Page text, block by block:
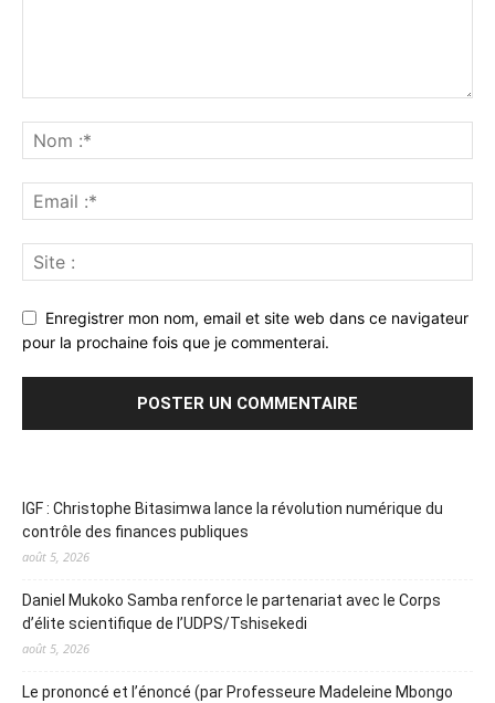
Enregistrer mon nom, email et site web dans ce navigateur
pour la prochaine fois que je commenterai.
IGF : Christophe Bitasimwa lance la révolution numérique du
contrôle des finances publiques
août 5, 2026
Daniel Mukoko Samba renforce le partenariat avec le Corps
d’élite scientifique de l’UDPS/Tshisekedi
août 5, 2026
Le prononcé et l’énoncé (par Professeure Madeleine Mbongo